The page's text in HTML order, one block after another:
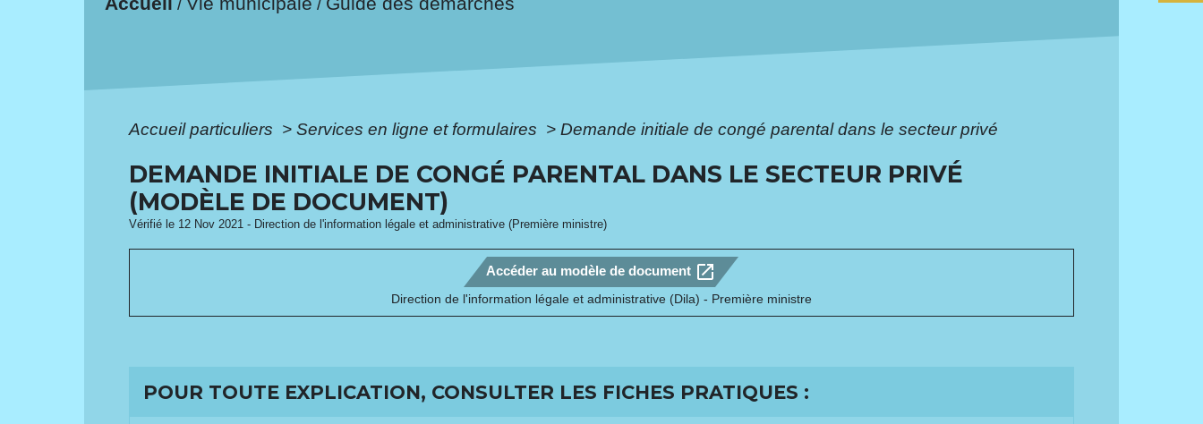
/ /
Accueil particuliers > Services en ligne et formulaires > Demande initiale de congé parental dans le secteur privé
DEMANDE INITIALE DE CONGÉ PARENTAL DANS LE SECTEUR PRIVÉ
(MODÈLE DE DOCUMENT)
Vérifié le 12 Nov 2021 - Direction de l'information légale et administrative (Première ministre)
Accéder au modèle de document open_in_new
Direction de l'information légale et administrative (Dila) - Première ministre
POUR TOUTE EXPLICATION, CONSULTER LES FICHES PRATIQUES :